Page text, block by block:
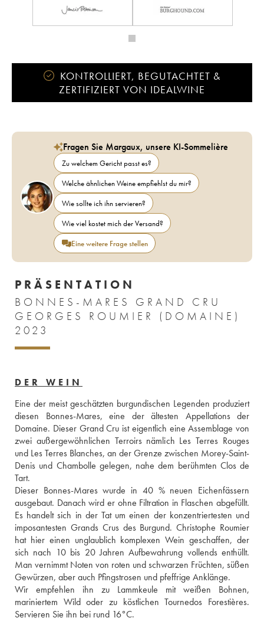
KONTROLLIERT, BEGUTACHTET &
ZERTIFIZIERT VON IDEALWINE
Fragen Sie Margaux, unsere KI-Sommelière
Zu welchem Gericht passt es?
Welche ähnlichen Weine empfiehlst du mir?
Wie sollte ich ihn servieren?
Wie viel kostet mich der Versand?
Eine weitere Frage stellen
PRÄSENTATION
BONNES-MARES GRAND CRU
GEORGES ROUMIER (DOMAINE)
2023
DER WEIN
Eine der meist geschätzten burgundischen Legenden produziert
diesen Bonnes-Mares, eine der ältesten Appellations der
Domaine. Dieser Grand Cru ist eigentlich eine Assemblage von
zwei außergewöhnlichen Terroirs nämlich Les Terres Rouges
und Les Terres Blanches, an der Grenze zwischen Morey-Saint-
Denis und Chambolle gelegen, nahe dem berühmten Clos de
Tart.
Dieser Bonnes-Mares wurde in 40 % neuen Eichenfässern
ausgebaut. Danach wird er ohne Filtration in Flaschen abgefüllt.
Es handelt sich in der Tat um einen der konzentriertesten und
imposantesten Grands Crus des Burgund. Christophe Roumier
hat hier einen unglaublich komplexen Wein geschaffen, der
sich nach 10 bis 20 Jahren Aufbewahrung vollends enthüllt.
Man vernimmt Noten von roten und schwarzen Früchten, süßen
Gewürzen, aber auch Pfingstrosen und pfeffrige Anklänge.
Wir empfehlen ihn zu Lammkeule mit weißen Bohnen,
mariniertem Wild oder zu köstlichen Tournedos Forestières.
Servieren Sie ihn bei rund 16°C.